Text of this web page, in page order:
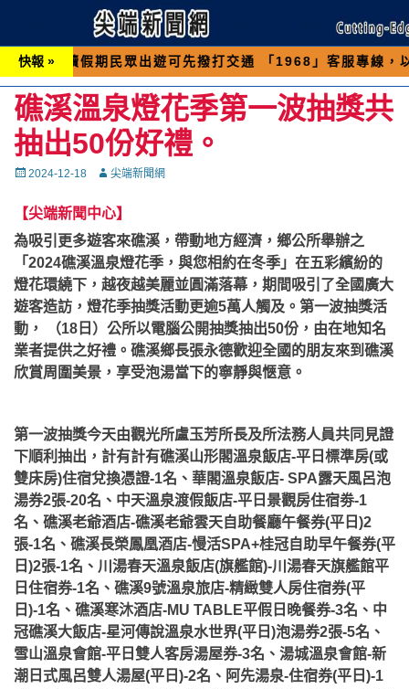
快報 »
民眾出遊可先撥打交通 「1968」客服專線，以避免遇
礁溪溫泉燈花季第一波抽獎共
抽出50份好禮。
Posted
2024-12-18 Autor尖端新聞網
【尖端新聞中心】
為吸引更多遊客來礁溪，帶動地方經濟，鄉公所舉辦之
「2024礁溪溫泉燈花季，與您相約在冬季」在五彩繽紛的
燈花環繞下，越夜越美麗並圓滿落幕，期間吸引了全國廣大
遊客造訪，燈花季抽獎活動更逾5萬人觸及。第一波抽獎活
動， （18日）公所以電腦公開抽獎抽出50份，由在地知名
業者提供之好禮。礁溪鄉長張永德歡迎全國的朋友來到礁溪
欣賞周圍美景，享受泡湯當下的寧靜與愜意。
第一波抽獎今天由觀光所盧玉芳所長及所法務人員共同見證
下順利抽出，計有計有礁溪山形閣溫泉飯店-平日標準房(或
雙床房)住宿兌換憑證-1名、華閣溫泉飯店- SPA露天風呂泡
湯券2張-20名、中天溫泉渡假飯店-平日景觀房住宿劵-1
名、礁溪老爺酒店-礁溪老爺雲天自助餐廳午餐券(平日)2
張-1名、礁溪長榮鳳凰酒店-慢活SPA+桂冠自助早午餐券(平
日)2張-1名、川湯春天溫泉飯店(旗艦館)-川湯春天旗艦館平
日住宿券-1名、礁溪9號溫泉旅店-精緻雙人房住宿券(平
日)-1名、礁溪寒沐酒店-MU TABLE平假日晚餐券-3名、中
冠礁溪大飯店-星河傳說溫泉水世界(平日)泡湯券2張-5名、
雪山溫泉會館-平日雙人客房湯屋券-3名、湯城溫泉會館-新
潮日式風呂雙人湯屋(平日)-2名、阿先湯泉-住宿券(平日)-1